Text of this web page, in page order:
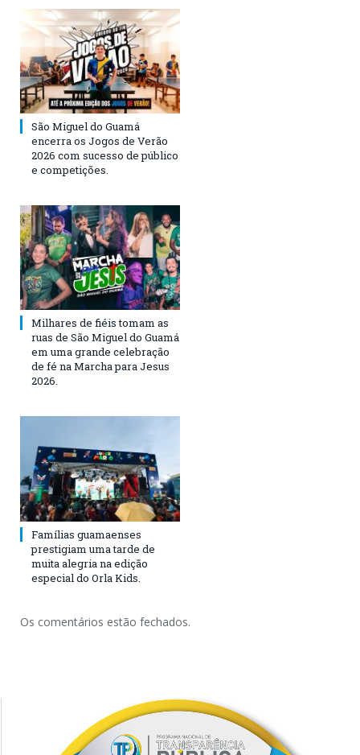
São Miguel do Guamá
encerra os Jogos de Verão
2026 com sucesso de público
e competições.
Milhares de fiéis tomam as
ruas de São Miguel do Guamá
em uma grande celebração
de fé na Marcha para Jesus
2026.
Famílias guamaenses
prestigiam uma tarde de
muita alegria na edição
especial do Orla Kids.
Os comentários estão fechados.